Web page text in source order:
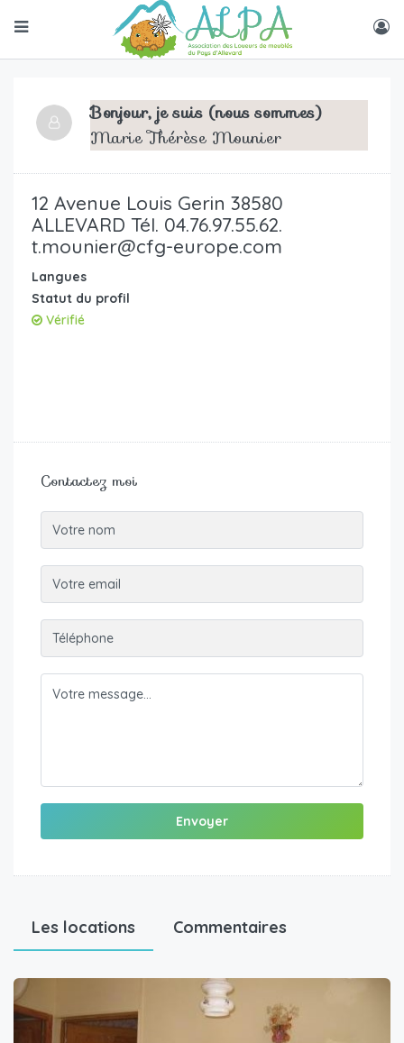
Bonjour, je suis (nous sommes)
Marie Thérèse Mounier
12 Avenue Louis Gerin 38580
ALLEVARD Tél. 04.76.97.55.62.
t.mounier@cfg-europe.com
Langues
Statut du profil
Vérifié
Contactez moi
Envoyer
Les locations Commentaires